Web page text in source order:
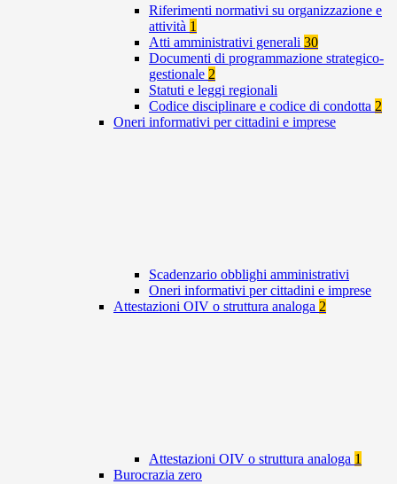
Riferimenti normativi su organizzazione e
attività 1
Atti amministrativi generali 30
Documenti di programmazione strategico-
gestionale 2
Statuti e leggi regionali
Codice disciplinare e codice di condotta 2
Oneri informativi per cittadini e imprese
Scadenzario obblighi amministrativi
Oneri informativi per cittadini e imprese
Attestazioni OIV o struttura analoga 2
Attestazioni OIV o struttura analoga 1
Burocrazia zero